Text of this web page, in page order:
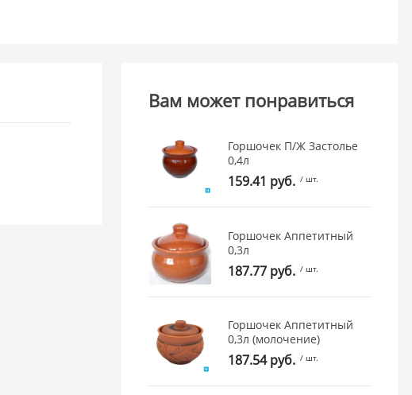
Вам может понравиться
Горшочек П/Ж Застолье
0,4л
159.41 руб. / шт.
Горшочек Аппетитный
0,3л
187.77 руб. / шт.
Горшочек Аппетитный
0,3л (молочение)
187.54 руб. / шт.